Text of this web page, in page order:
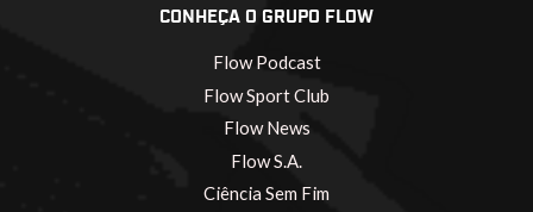
CONHEÇA O GRUPO FLOW
Flow Podcast
Flow Sport Club
Flow News
Flow S.A.
Ciência Sem Fim